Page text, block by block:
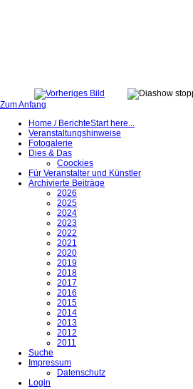
Zum Anfang
Home / BerichteStart here...
Veranstaltungshinweise
Fotogalerie
Dies & Das
Coockies
Für Veranstalter und Künstler
Archivierte Beiträge
2026
2025
2024
2023
2022
2021
2020
2019
2018
2017
2016
2015
2014
2013
2012
2011
Suche
Impressum
Datenschutz
Login